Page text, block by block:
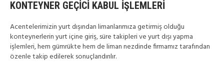
KONTEYNER GEÇİCİ KABUL İŞLEMLERİ
Acentelerimizin yurt dışından limanlarımıza getirmiş olduğu
konteynerlerin yurt içine giriş, süre takipleri ve yurt dışı yapma
işlemleri, hem gümrükte hem de liman nezdinde firmamız tarafından
özenle takip edilerek sonuçlandırılır.